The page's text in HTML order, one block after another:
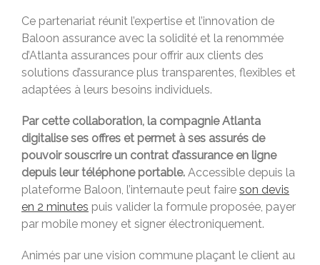
Ce partenariat réunit l’expertise et l’innovation de
Baloon assurance avec la solidité et la renommée
d’Atlanta assurances pour offrir aux clients des
solutions d’assurance plus transparentes, flexibles et
adaptées à leurs besoins individuels.
Par cette collaboration, la compagnie Atlanta
digitalise ses offres et permet à ses assurés de
pouvoir souscrire un contrat d’assurance en ligne
depuis leur téléphone portable. Accessible depuis la
plateforme Baloon, l’internaute peut faire son devis
en 2 minutes puis valider la formule proposée, payer
par mobile money et signer électroniquement.
Animés par une vision commune plaçant le client au